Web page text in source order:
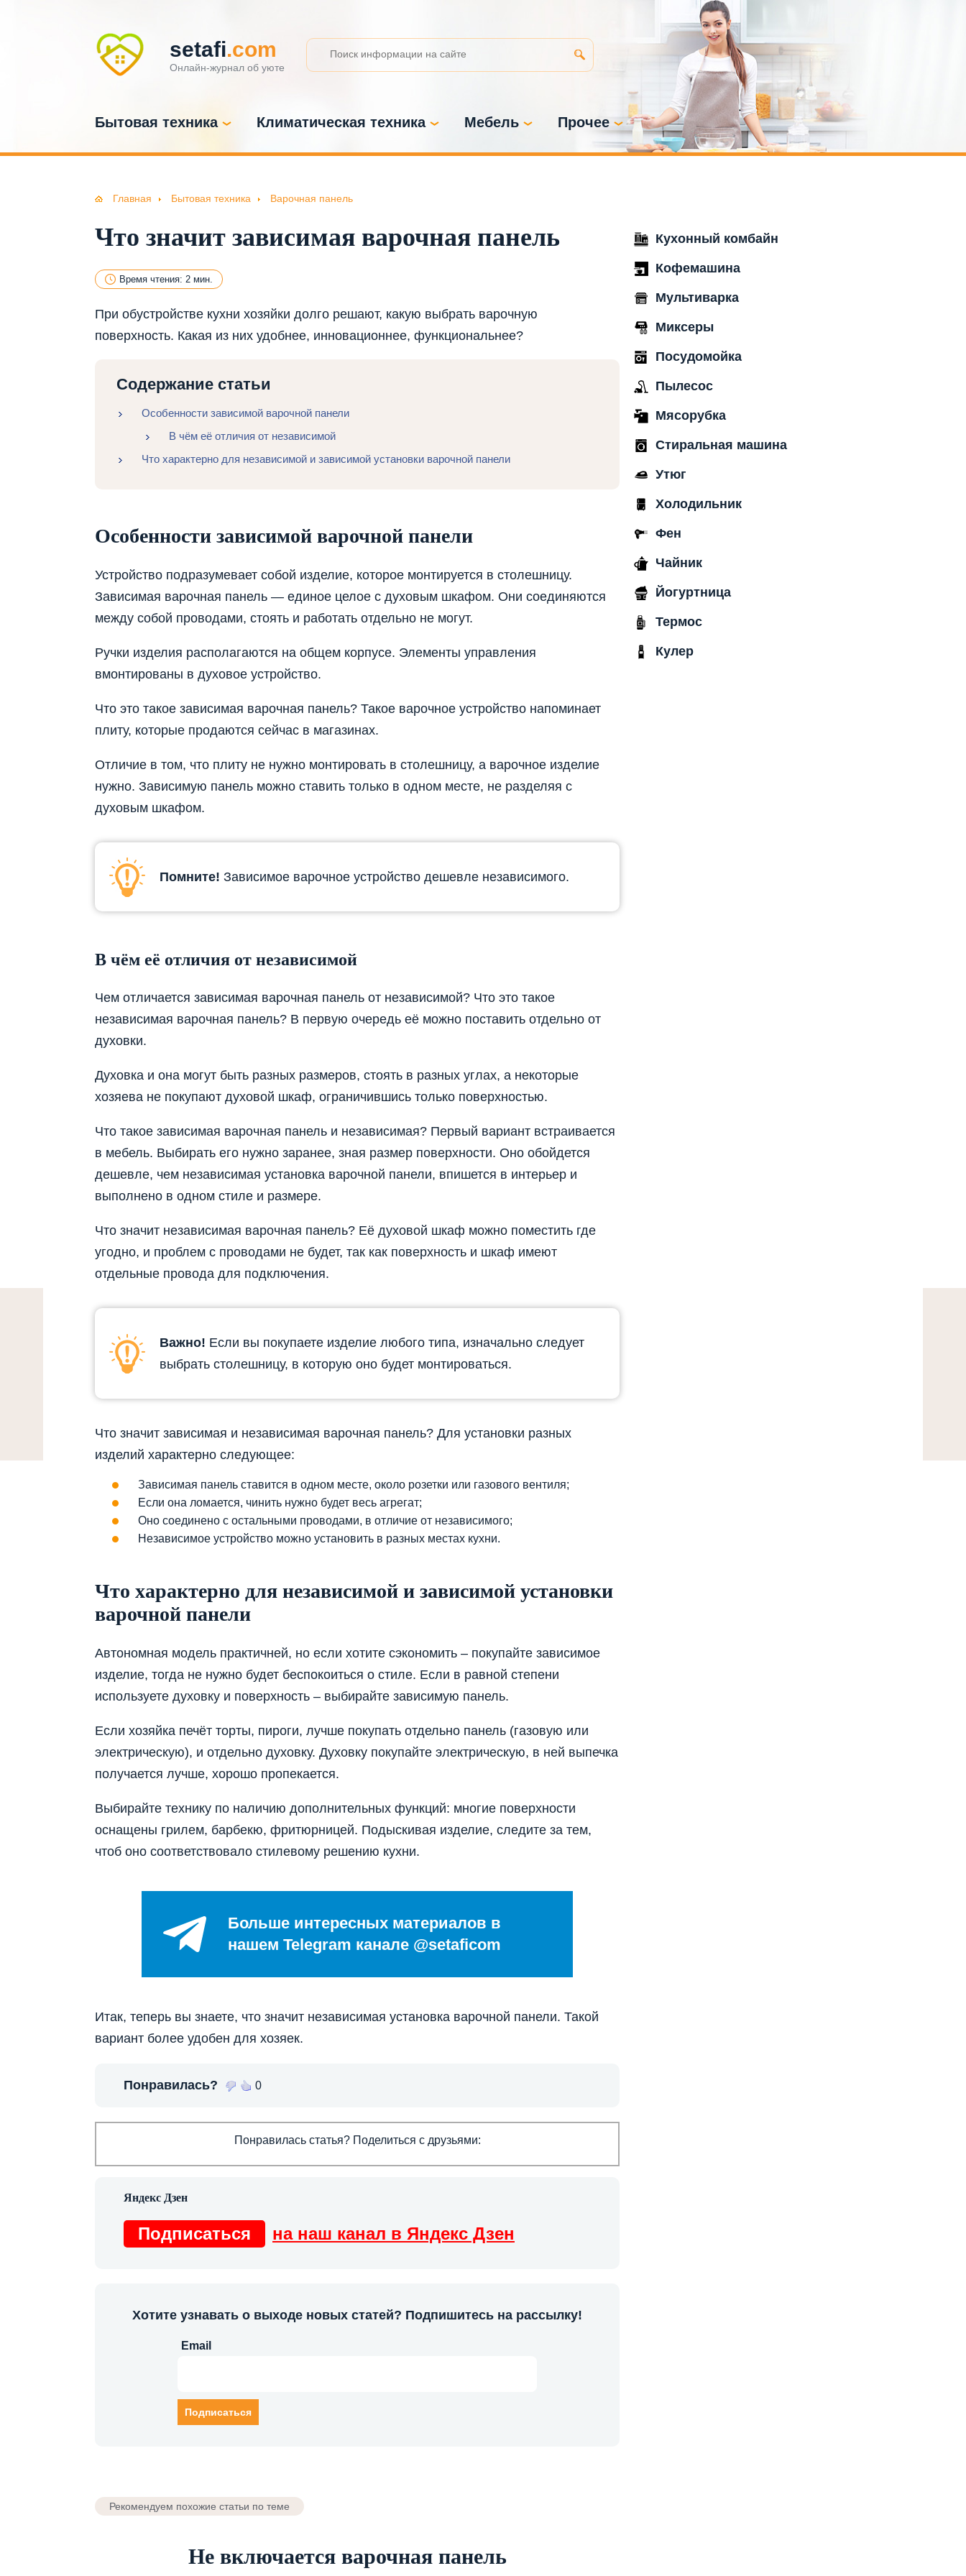
setafi.com
Онлайн-журнал об уюте
Бытовая техника Климатическая техника Мебель Прочее
Главная Бытовая техника Варочная панель
Что значит зависимая варочная панель
Время чтения: 2 мин.
При обустройстве кухни хозяйки долго решают, какую выбрать варочную
поверхность. Какая из них удобнее, инновационнее, функциональнее?
Содержание статьи
Особенности зависимой варочной панели
В чём её отличия от независимой
Что характерно для независимой и зависимой установки варочной панели
Особенности зависимой варочной панели
Устройство подразумевает собой изделие, которое монтируется в столешницу.
Зависимая варочная панель — единое целое с духовым шкафом. Они соединяются
между собой проводами, стоять и работать отдельно не могут.
Ручки изделия располагаются на общем корпусе. Элементы управления
вмонтированы в духовое устройство.
Что это такое зависимая варочная панель? Такое варочное устройство напоминает
плиту, которые продаются сейчас в магазинах.
Отличие в том, что плиту не нужно монтировать в столешницу, а варочное изделие
нужно. Зависимую панель можно ставить только в одном месте, не разделяя с
духовым шкафом.
Помните! Зависимое варочное устройство дешевле независимого.
В чём её отличия от независимой
Чем отличается зависимая варочная панель от независимой? Что это такое
независимая варочная панель? В первую очередь её можно поставить отдельно от
духовки.
Духовка и она могут быть разных размеров, стоять в разных углах, а некоторые
хозяева не покупают духовой шкаф, ограничившись только поверхностью.
Что такое зависимая варочная панель и независимая? Первый вариант встраивается
в мебель. Выбирать его нужно заранее, зная размер поверхности. Оно обойдется
дешевле, чем независимая установка варочной панели, впишется в интерьер и
выполнено в одном стиле и размере.
Что значит независимая варочная панель? Её духовой шкаф можно поместить где
угодно, и проблем с проводами не будет, так как поверхность и шкаф имеют
отдельные провода для подключения.
Важно! Если вы покупаете изделие любого типа, изначально следует
выбрать столешницу, в которую оно будет монтироваться.
Что значит зависимая и независимая варочная панель? Для установки разных
изделий характерно следующее:
Зависимая панель ставится в одном месте, около розетки или газового вентиля;
Если она ломается, чинить нужно будет весь агрегат;
Оно соединено с остальными проводами, в отличие от независимого;
Независимое устройство можно установить в разных местах кухни.
Что характерно для независимой и зависимой установки
варочной панели
Автономная модель практичней, но если хотите сэкономить – покупайте зависимое
изделие, тогда не нужно будет беспокоиться о стиле. Если в равной степени
используете духовку и поверхность – выбирайте зависимую панель.
Если хозяйка печёт торты, пироги, лучше покупать отдельно панель (газовую или
электрическую), и отдельно духовку. Духовку покупайте электрическую, в ней выпечка
получается лучше, хорошо пропекается.
Выбирайте технику по наличию дополнительных функций: многие поверхности
оснащены грилем, барбекю, фритюрницей. Подыскивая изделие, следите за тем,
чтоб оно соответствовало стилевому решению кухни.
Больше интересных материалов в
нашем Telegram канале @setaficom
Итак, теперь вы знаете, что значит независимая установка варочной панели. Такой
вариант более удобен для хозяек.
Понравилась? 0
Понравилась статья? Поделиться с друзьями:
Подписаться на наш канал в Яндекс Дзен
Хотите узнавать о выходе новых статей? Подпишитесь на рассылку!
Email
Рекомендуем похожие статьи по теме
Не включается варочная панель
Кухонный комбайн
Кофемашина
Мультиварка
Миксеры
Посудомойка
Пылесос
Мясорубка
Стиральная машина
Утюг
Холодильник
Фен
Чайник
Йогуртница
Термос
Кулер